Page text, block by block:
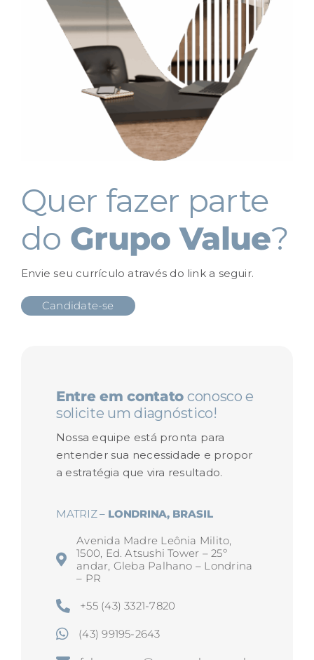
Quer fazer parte
do Grupo Value?
Envie seu currículo através do link a seguir.
Candidate-se
Entre em contato conosco e
solicite um diagnóstico!
Nossa equipe está pronta para
entender sua necessidade e propor
a estratégia que vira resultado.
MATRIZ – LONDRINA, BRASIL
Avenida Madre Leônia Milito,
1500, Ed. Atsushi Tower – 25º
andar, Gleba Palhano – Londrina
– PR
+55 (43) 3321-7820
(43) 99195-2643